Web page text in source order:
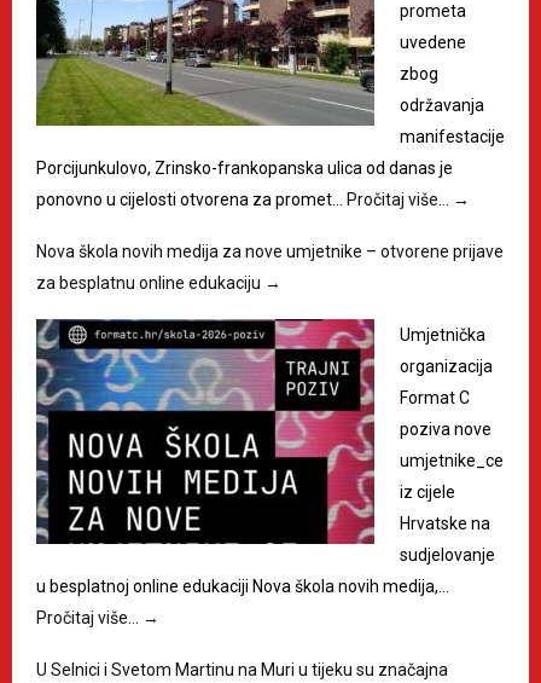
prometa
uvedene
zbog
održavanja
manifestacije
Porcijunkulovo, Zrinsko-frankopanska ulica od danas je
ponovno u cijelosti otvorena za promet…
Pročitaj više… →
Nova škola novih medija za nove umjetnike – otvorene prijave
za besplatnu online edukaciju →
Umjetnička
organizacija
Format C
poziva nove
umjetnike_ce
iz cijele
Hrvatske na
sudjelovanje
u besplatnoj online edukaciji Nova škola novih medija,…
Pročitaj više…
→
U Selnici i Svetom Martinu na Muri u tijeku su značajna